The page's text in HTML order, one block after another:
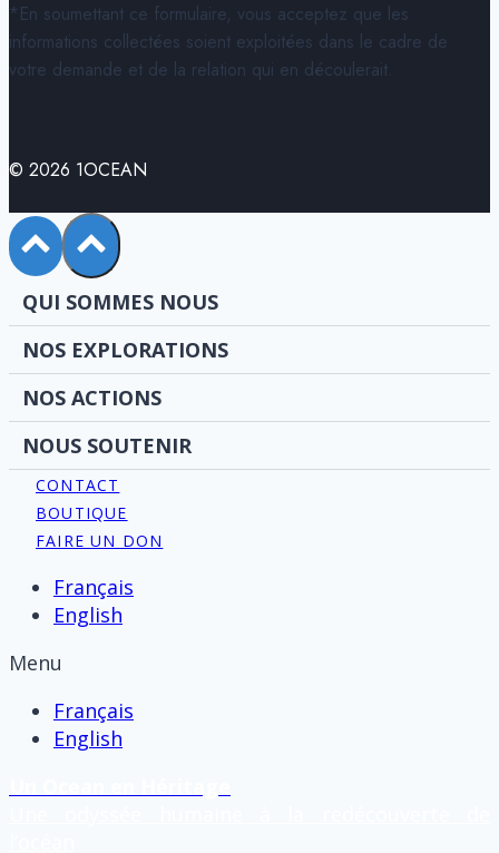
*En soumettant ce formulaire, vous acceptez que les
informations collectées soient exploitées dans le cadre de
votre demande et de la relation qui en découlerait.
© 2026 1OCEAN
QUI SOMMES NOUS
NOS EXPLORATIONS
NOS ACTIONS
NOUS SOUTENIR
CONTACT
BOUTIQUE
FAIRE UN DON
Français
English
Menu
Français
English